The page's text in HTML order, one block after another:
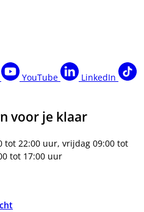
YouTube
LinkedIn
voor je klaar
tot 22:00 uur, vrijdag 09:00 tot
tot 17:00 uur